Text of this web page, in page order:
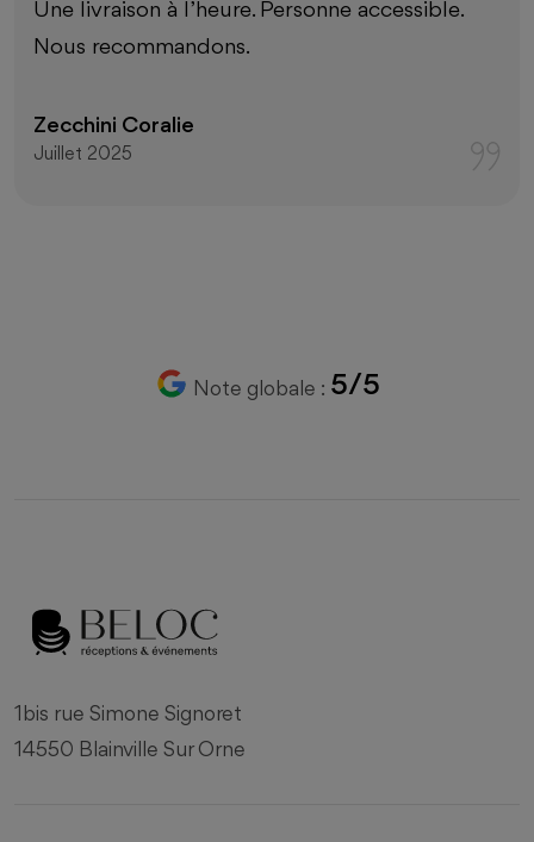
TAGIYEV Tagi
Note globale : 5/5
1bis rue Simone Signoret
14550 Blainville Sur Orne